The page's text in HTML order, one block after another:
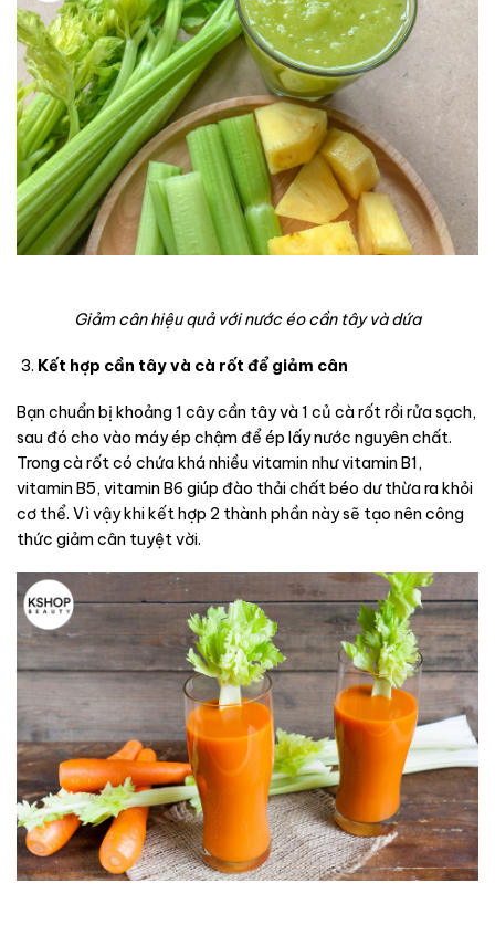
Giảm cân hiệu quả với nước éo cần tây và dứa
Kết hợp cần tây và cà rốt để giảm cân
Bạn chuẩn bị khoảng 1 cây cần tây và 1 củ cà rốt rồi rửa sạch,
sau đó cho vào máy ép chậm để ép lấy nước nguyên chất.
Trong cà rốt có chứa khá nhiều vitamin như vitamin B1,
vitamin B5, vitamin B6 giúp đào thải chất béo dư thừa ra khỏi
cơ thể. Vì vậy khi kết hợp 2 thành phần này sẽ tạo nên công
thức giảm cân tuyệt vời.